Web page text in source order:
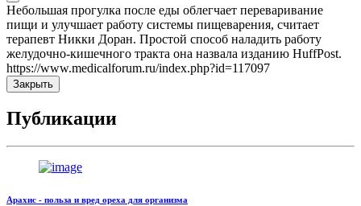
Небольшая прогулка после еды облегчает переваривание
пищи и улучшает работу системы пищеварения, считает
терапевт Никки Доран. Простой способ наладить работу
желудочно-кишечного тракта она назвала изданию HuffPost.
https://www.medicalforum.ru/index.php?id=117097
Закрыть
Публикации
Арахис - польза и вред ореха для организма